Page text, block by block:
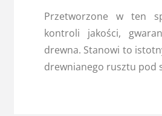
Przetworzone w ten
kontroli jakości,
drewna. Stanowi to
drewnianego rusztu pod